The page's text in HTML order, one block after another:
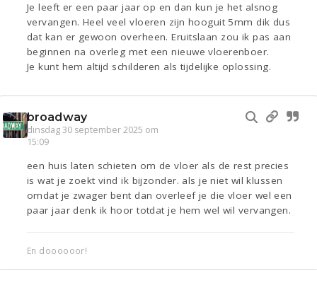
Je leeft er een paar jaar op en dan kun je het alsnog
vervangen. Heel veel vloeren zijn hooguit 5mm dik dus
dat kan er gewoon overheen. Eruitslaan zou ik pas aan
beginnen na overleg met een nieuwe vloerenboer.
Je kunt hem altijd schilderen als tijdelijke oplossing.
broadway
dinsdag 30 september 2025 om
15:09
een huis laten schieten om de vloer als de rest precies
is wat je zoekt vind ik bijzonder. als je niet wil klussen
omdat je zwager bent dan overleef je die vloer wel een
paar jaar denk ik hoor totdat je hem wel wil vervangen.
En doooooor!